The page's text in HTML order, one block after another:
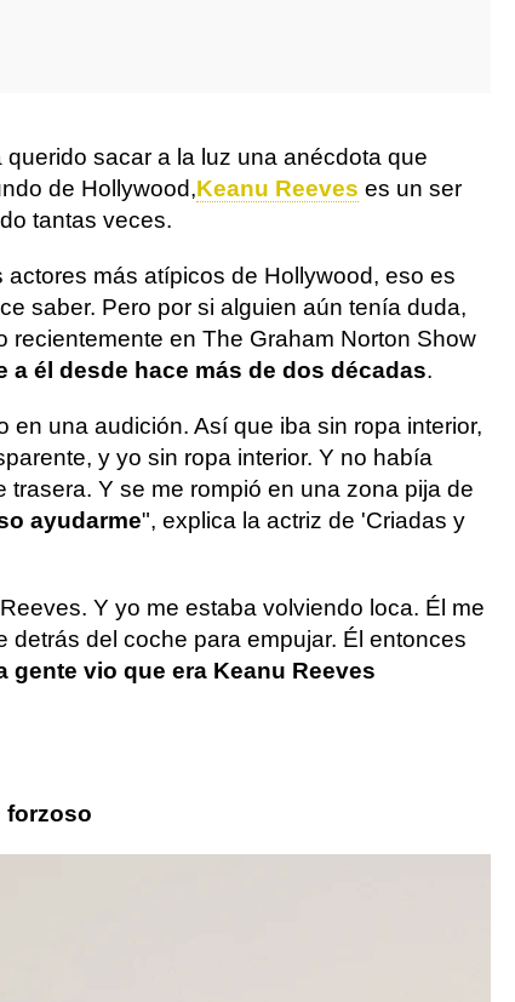
sacar a la luz una anécdota que
de Hollywood,Keanu Reeves es un ser
tantas veces.
más atípicos de Hollywood, eso es
saber. Pero por si alguien aún tenía duda,
recientemente en The Graham Norton Show
a él desde hace más de dos décadas.
una audición. Así que iba sin ropa interior,
y yo sin ropa interior. Y no había
Y se me rompió en una zona pija de
ayudarme", explica la actriz de 'Criadas y
Y yo me estaba volviendo loca. Él me
del coche para empujar. Él entonces
gente vio que era Keanu Reeves
forzoso